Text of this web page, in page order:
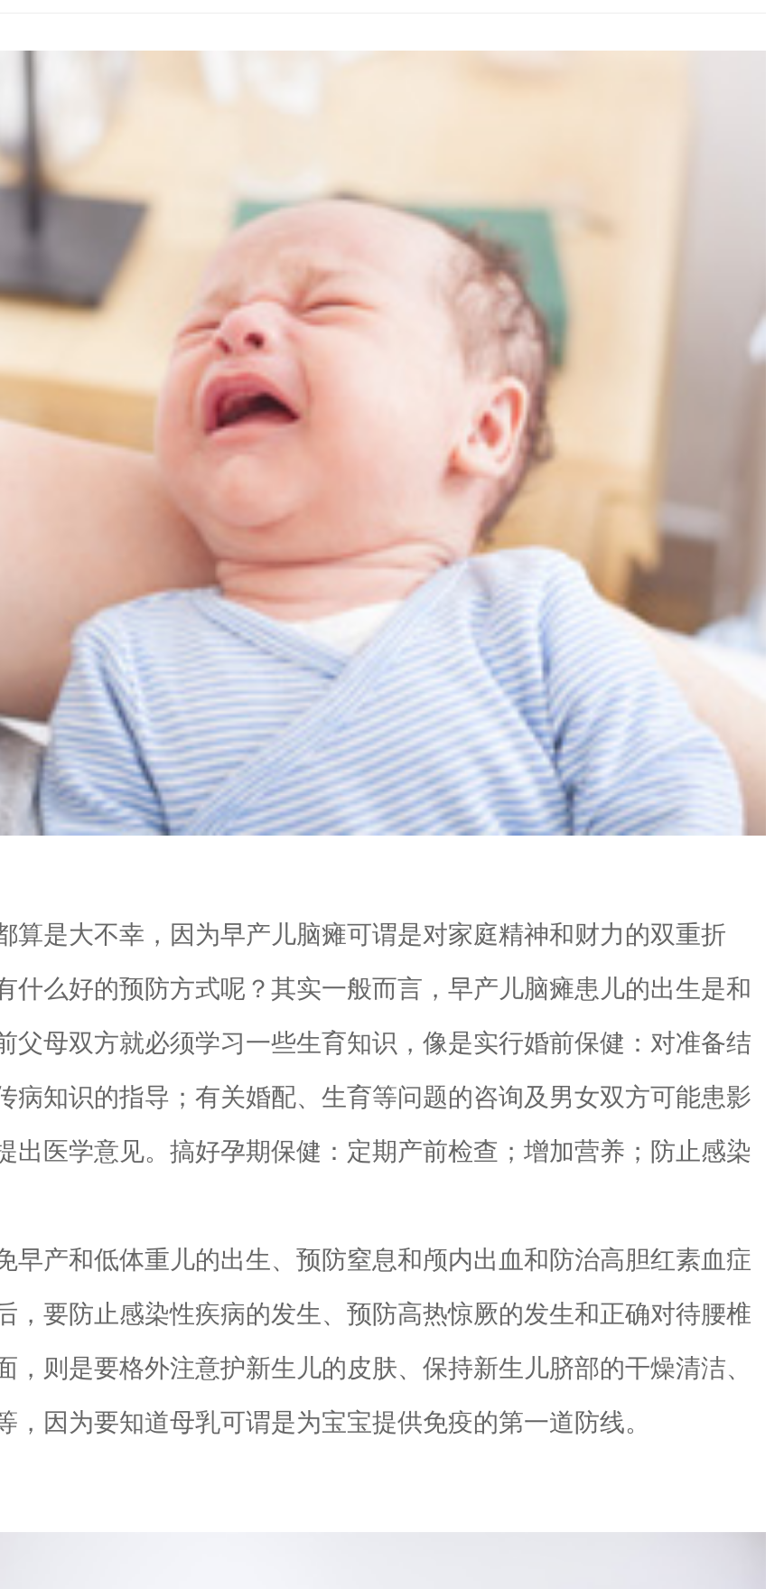
算是大不幸，因为早产儿脑瘫可谓是对家庭精神和财力的双重折
什么好的预防方式呢？其实一般而言，早产儿脑瘫患儿的出生是和
父母双方就必须学习一些生育知识，像是实行婚前保健：对准备结
病知识的指导；有关婚配、生育等问题的咨询及男女双方可能患影
出医学意见。搞好孕期保健：定期产前检查；增加营养；防止感染
早产和低体重儿的出生、预防窒息和颅内出血和防治高胆红素血症
，要防止感染性疾病的发生、预防高热惊厥的发生和正确对待腰椎
则是要格外注意护新生儿的皮肤、保持新生儿脐部的干燥清洁、
因为要知道母乳可谓是为宝宝提供免疫的第一道防线。